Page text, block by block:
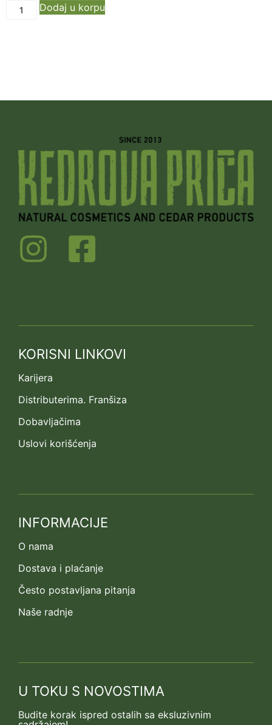
Dodaj u korpu
KORISNI LINKOVI
Karijera
Distributerima. Franšiza
Dobavljačima
Uslovi korišćenja
INFORMACIJE
O nama
Dostava i plaćanje
Često postavljana pitanja
Naše radnje
U TOKU S NOVOSTIMA
Budite korak ispred ostalih sa eksluzivnim